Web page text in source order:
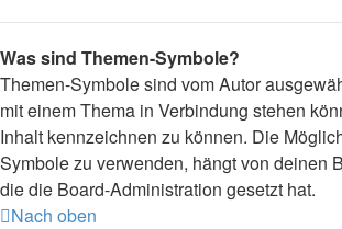
Was sind Themen-Symbole?
Themen-Symbole sind vom Autor
mit einem Thema in Verbindung stehen
Inhalt kennzeichnen zu können. Die
Symbole zu verwenden, hängt von deinen
die die Board-Administration gesetzt hat.
Nach oben